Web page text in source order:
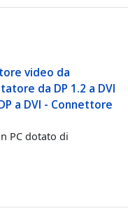
video da
da DP 1.2 a DVI
a DVI - Connettore
PC dotato di